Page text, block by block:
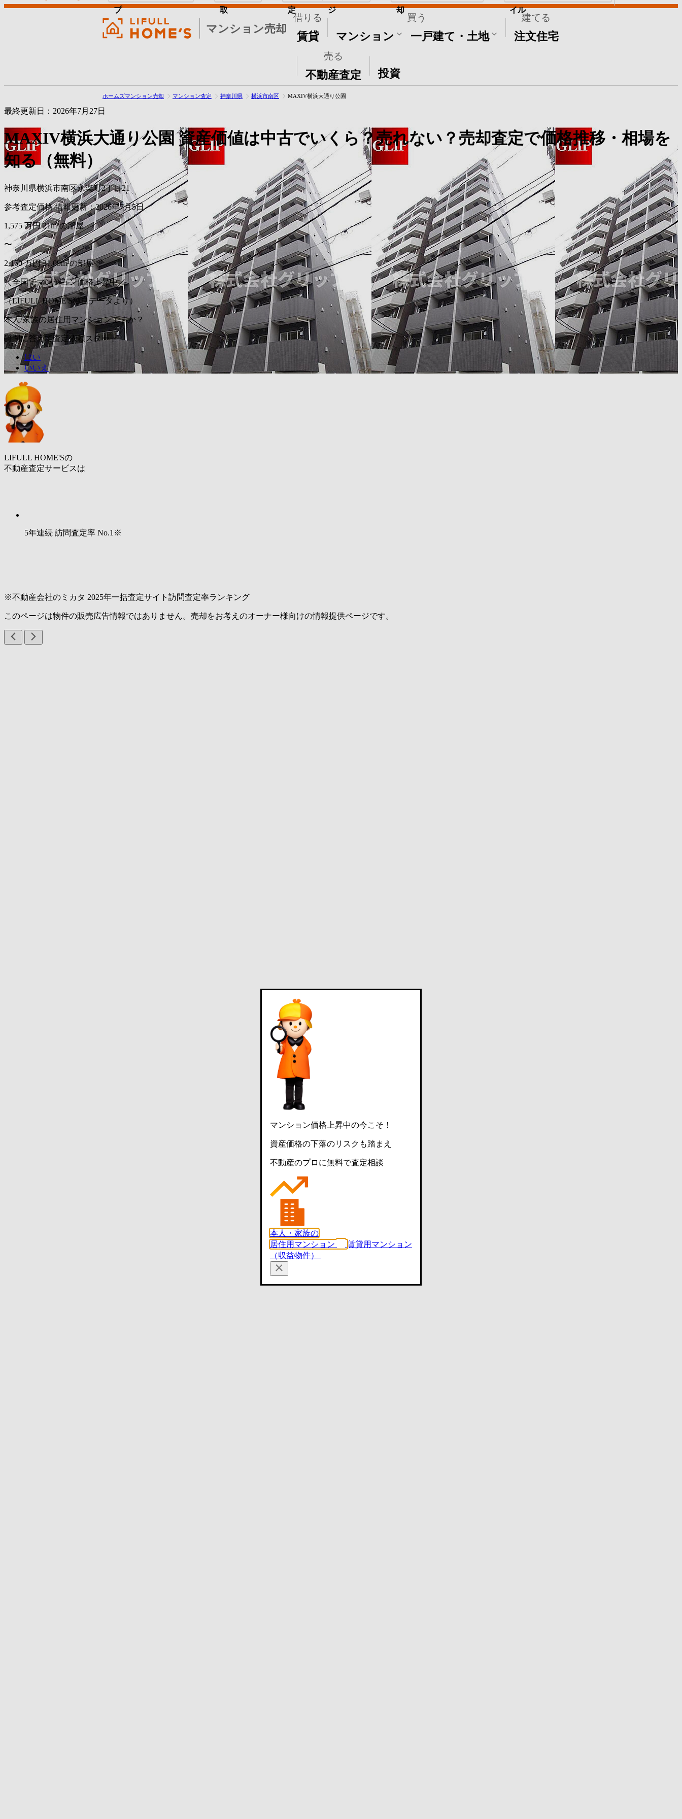
マンション売却
借りる
賃貸
買う
マンション 一戸建て・土地
建てる
注文住宅
売る
不動産査定
その他
投資
プ 取 定 ジ 却 イル
ホームズマンション売却 マンション査定 神奈川県 横浜市南区 MAXIV横浜大通り公園
最終更新日：2026年7月27日
MAXIV横浜大通り公園 資産価値は中古でいくら？売れない？売却査定で価格推移・相場を
知る（無料）
神奈川県横浜市南区永楽町2丁目21
参考査定価格 情報更新：2026年7月5日
1,575 万円 21m²の部屋
〜
2,150 万円 21.09m²の部屋
＼全国でマンション価格上昇中／
（LIFULL HOME'S独自データより）
本人/家族の居住用マンションですか？
質問に答えて査定依頼スタート
はい
いいえ
LIFULL HOME'Sの
不動産査定サービスは
5年連続 訪問査定率 No.1 ※
※不動産会社のミカタ 2025年一括査定サイト訪問査定率ランキング
このページは物件の販売広告情報ではありません。売却をお考えのオーナー様向けの情報提供ページです。
マンション価格上昇中の今こそ！
資産価格の下落のリスクも踏まえ
不動産のプロに無料で査定相談
本人・家族の
居住用マンション
賃貸用マンション
（収益物件）